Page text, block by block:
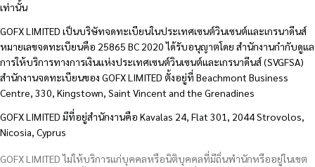
เท่านั้น
GOFX LIMITED เป็นบริษัทจดทะเบียนในประเทศเซนต์วินเซนต์และเกรนาดีนส์
หมายเลขจดทะเบียนคือ 25865 BC 2020 ได้รับอนุญาตโดย สำนักงานกำกับดูแล
การให้บริการทางการเงินแห่งประเทศเซนต์วินเซนต์และเกรนาดีนส์ (SVGFSA)
สำนักงานจดทะเบียนของ GOFX LIMITED ตั้งอยู่ที่ Beachmont Business
Centre, 330, Kingstown, Saint Vincent and the Grenadines
GOFX LIMITED มีที่อยู่สำนักงานคือ Kavalas 24, Flat 301, 2044 Strovolos,
Nicosia, Cyprus
GOFX LIMITED ไม่ให้บริการแก่บุคคลหรือนิติบุคคลที่มีถิ่นพำนักหรืออยู่ในเขต